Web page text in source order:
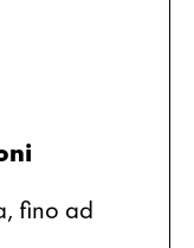
fino ad